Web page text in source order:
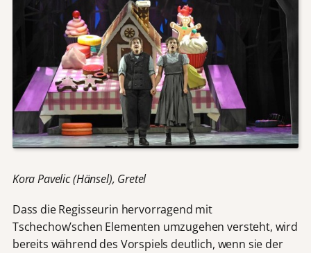
Kora Pavelic (Hänsel), Gretel
Dass die Regisseurin hervorragend mit
Tschechow’schen Elementen umzugehen versteht, wird
bereits während des Vorspiels deutlich, wenn sie der